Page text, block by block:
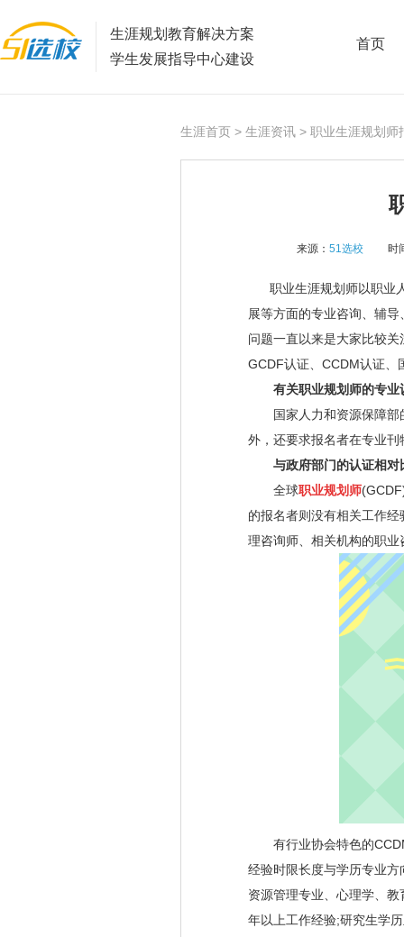
生涯规划教育解决方案
学生发展指导中心建设
首页
生涯首页 > 生涯资讯 > 职业生涯规划师
来源： 51选校 时
职业生涯规划师以职业
展等方面的专业咨询、辅
问题一直以来是大家比较
GCDF认证、 CCDM认证、
有关职业规划师的专业
国家人力和资源保障部
外，还要求报名者在专业
与政府部门的认证相对
全球职业规划师
的报名者则没有相关工作
理咨询师、相关机构的职业
有行业协会特色的
经验时限长度与学历专业
资源管理专业、心理学、
年以上工作经验;研究生学